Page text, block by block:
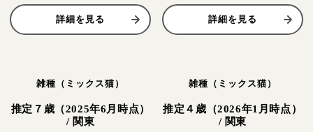
詳細を見る
詳細を見る
雑種（ミックス猫）
推定７歳（2025年6月時点）
/ 関東
雑種（ミックス猫）
推定４歳（2026年1月時点）
/ 関東